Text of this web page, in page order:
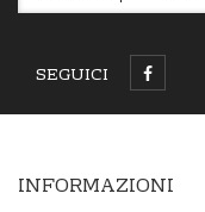
SEGUICI
INFORMAZIONI